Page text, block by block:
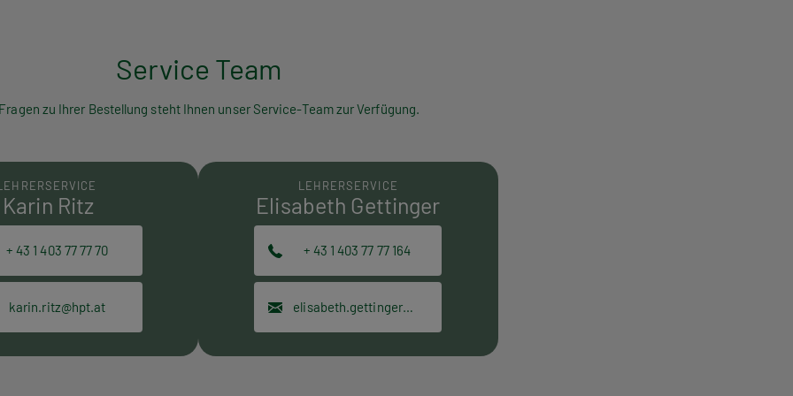
Service Team
zu Ihrer Bestellung steht Ihnen unser Service-Team zur Verfügung.
Karin Ritz
+ 43 1 403 77 77 70
karin.ritz@hpt.at
LEHRERSERVICE
Elisabeth Gettinger
+ 43 1 403 77 77 164
elisabeth.gettinger@hpt.at